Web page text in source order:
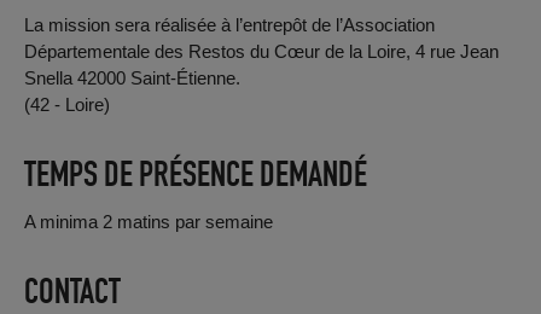
La mission sera réalisée à l’entrepôt de l’Association
Départementale des Restos du Cœur de la Loire, 4 rue Jean
Snella 42000 Saint-Étienne.
(42 - Loire)
TEMPS DE PRÉSENCE DEMANDÉ
A minima 2 matins par semaine
CONTACT